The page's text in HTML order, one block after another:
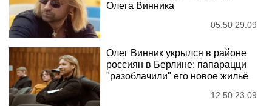
Олега Винника
05:50 29.09
Олег Винник укрылся в районе
россиян в Берлине: папарацци
"разоблачили" его новое жильё
12:50 23.09